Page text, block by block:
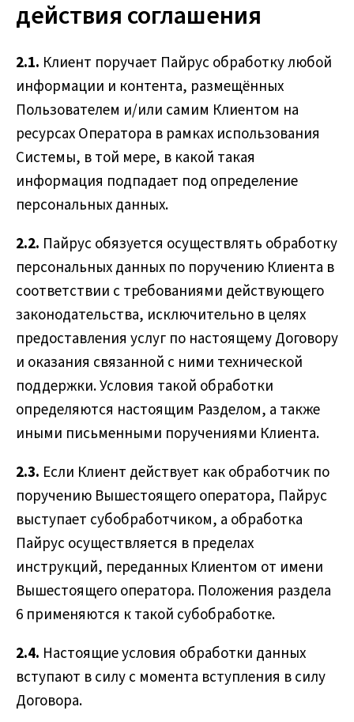
действия соглашения
2.1. Клиент поручает Пайрус обработку любой
информации и контента, размещённых
Пользователем и/или самим Клиентом на
ресурсах Оператора в рамках использования
Системы, в той мере, в какой такая
информация подпадает под определение
персональных данных.
2.2. Пайрус обязуется осуществлять обработку
персональных данных по поручению Клиента в
соответствии с требованиями действующего
законодательства, исключительно в целях
предоставления услуг по настоящему Договору
и оказания связанной с ними технической
поддержки. Условия такой обработки
определяются настоящим Разделом, а также
иными письменными поручениями Клиента.
2.3. Если Клиент действует как обработчик по
поручению Вышестоящего оператора, Пайрус
выступает субобработчиком, а обработка
Пайрус осуществляется в пределах
инструкций, переданных Клиентом от имени
Вышестоящего оператора. Положения раздела
6 применяются к такой субобработке.
2.4. Настоящие условия обработки данных
вступают в силу с момента вступления в силу
Договора.